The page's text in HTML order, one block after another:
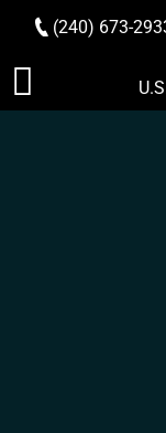
Saltar
(240) 673-